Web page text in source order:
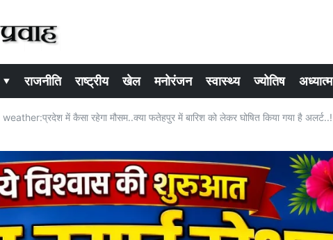
▾ राजनीति राष्ट्रीय खेल मनोरंजन स्वास्थ्य ज्योतिष अध्यात्म
में कैसा रहेगा मौसम..क्या फतेहपुर में बारिश को लेकर घोषित किया गया है अलर्ट..!